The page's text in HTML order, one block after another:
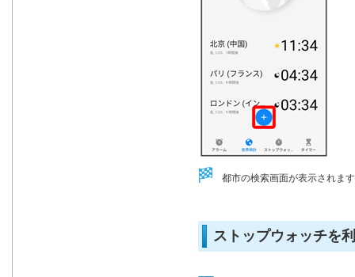
都市の検索画面が表示されま
ストップウォッチを